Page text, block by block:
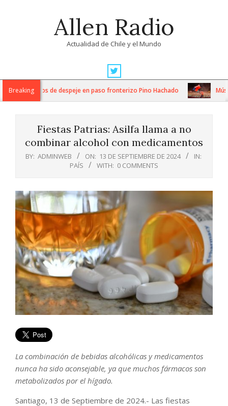
Allen Radio
Actualidad de Chile y el Mundo
Navigation
MenuBreaking
trabajos de despeje en paso fronterizo Pino Hachado Música:
Fiestas Patrias: Asilfa llama a no
combinar alcohol con medicamentos
BY: ADMINWEB ON: 13 DE SEPTIEMBRE DE 2024
IN:
PAÍS
WITH: 0 COMMENTS
La combinación de bebidas alcohólicas y medicamentos
nunca ha sido aconsejable, ya que muchos fármacos son
metabolizados por el hígado.
Santiago, 13 de Septiembre de 2024.- Las fiestas